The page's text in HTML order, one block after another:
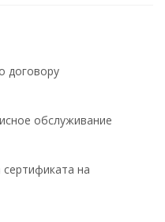
договору
обслуживание
на